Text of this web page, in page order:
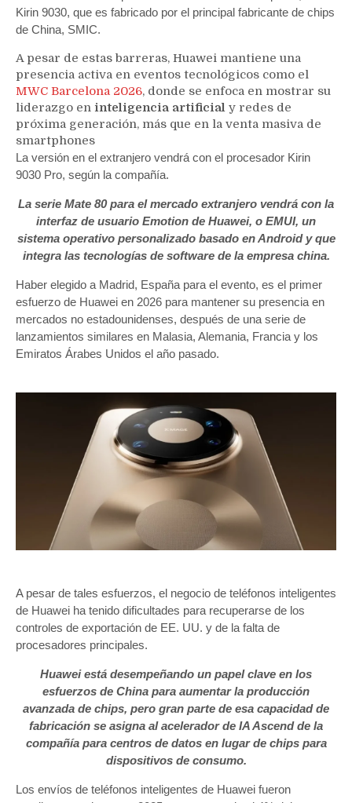
Kirin 9030, que es fabricado por el principal fabricante de chips
de China, SMIC.
A pesar de estas barreras, Huawei mantiene una
presencia activa en eventos tecnológicos como el
MWC Barcelona 2026, donde se enfoca en mostrar su
liderazgo en inteligencia artificial y redes de
próxima generación, más que en la venta masiva de
smartphones
La versión en el extranjero vendrá con el procesador Kirin
9030 Pro, según la compañía.
La serie Mate 80 para el mercado extranjero vendrá con la
interfaz de usuario Emotion de Huawei, o EMUI, un
sistema operativo personalizado basado en Android y que
integra las tecnologías de software de la empresa china.
Haber elegido a Madrid, España para el evento, es el primer
esfuerzo de Huawei en 2026 para mantener su presencia en
mercados no estadounidenses, después de una serie de
lanzamientos similares en Malasia, Alemania, Francia y los
Emiratos Árabes Unidos el año pasado.
A pesar de tales esfuerzos, el negocio de teléfonos inteligentes
de Huawei ha tenido dificultades para recuperarse de los
controles de exportación de EE. UU. y de la falta de
procesadores principales.
Huawei está desempeñando un papel clave en los
esfuerzos de China para aumentar la producción
avanzada de chips, pero gran parte de esa capacidad de
fabricación se asigna al acelerador de IA Ascend de la
compañía para centros de datos en lugar de chips para
dispositivos de consumo.
Los envíos de teléfonos inteligentes de Huawei fueron